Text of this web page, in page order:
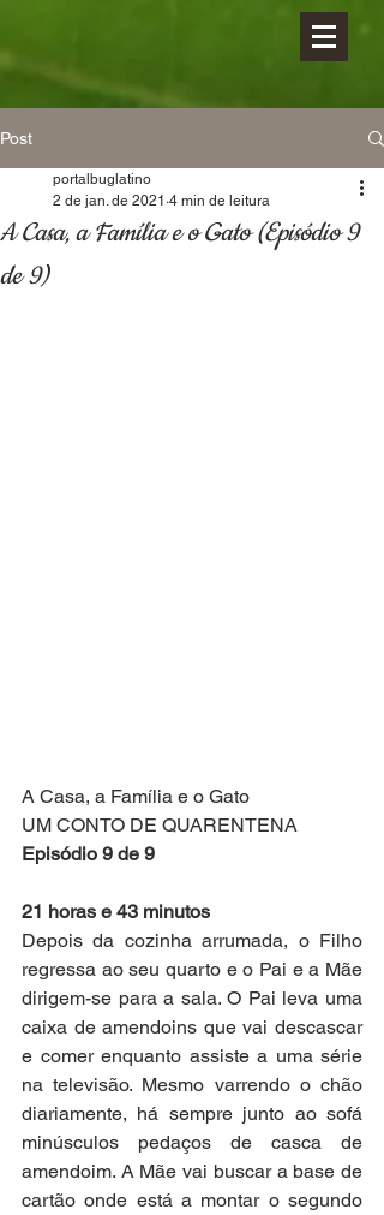
Post
A Casa, a Família e o Gato (Episódio 9
de 9)
portalbuglatino
2 de jan. de 2021 4 min de leitura
A Casa, a Família e o Gato
UM CONTO DE QUARENTENA
Episódio 9 de 9
21 horas e 43 minutos
Depois da cozinha arrumada, o Filho
regressa ao seu quarto e o Pai e a Mãe
dirigem-se para a sala. O Pai leva uma
caixa de amendoins que vai descascar
e comer enquanto assiste a uma série
na televisão. Mesmo varrendo o chão
diariamente, há sempre junto ao sofá
minúsculos pedaços de casca de
amendoim. A Mãe vai buscar a base de
cartão onde está a montar o segundo